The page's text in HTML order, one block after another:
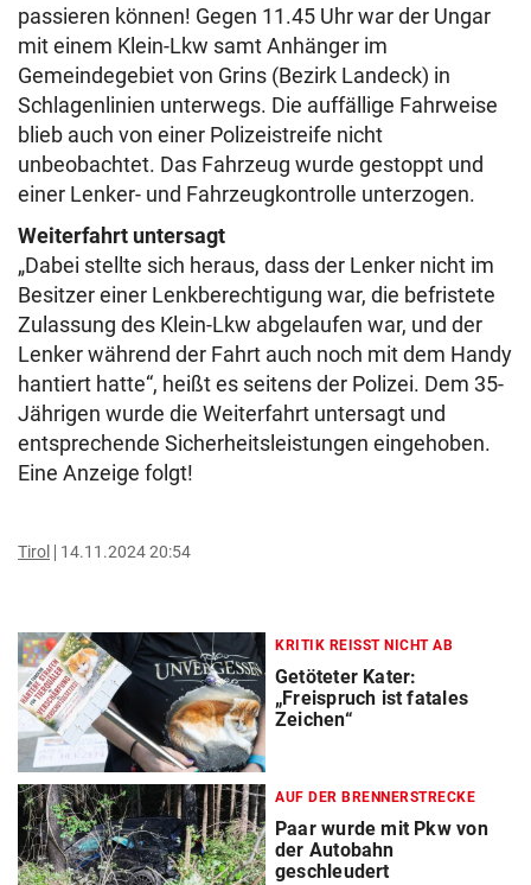
passieren können! Gegen 11.45 Uhr war der Ungar
mit einem Klein-Lkw samt Anhänger im
Gemeindegebiet von Grins (Bezirk Landeck) in
Schlagenlinien unterwegs. Die auffällige Fahrweise
blieb auch von einer Polizeistreife nicht
unbeobachtet. Das Fahrzeug wurde gestoppt und
einer Lenker- und Fahrzeugkontrolle unterzogen.
Weiterfahrt untersagt
„Dabei stellte sich heraus, dass der Lenker nicht im
Besitzer einer Lenkberechtigung war, die befristete
Zulassung des Klein-Lkw abgelaufen war, und der
Lenker während der Fahrt auch noch mit dem Handy
hantiert hatte“, heißt es seitens der Polizei. Dem 35-
Jährigen wurde die Weiterfahrt untersagt und
entsprechende Sicherheitsleistungen eingehoben.
Eine Anzeige folgt!
Tirol 14.11.2024 20:54
KRITIK REISST NICHT AB
Getöteter Kater:
„Freispruch ist fatales
Zeichen“
AUF DER BRENNERSTRECKE
Paar wurde mit Pkw von
der Autobahn
geschleudert